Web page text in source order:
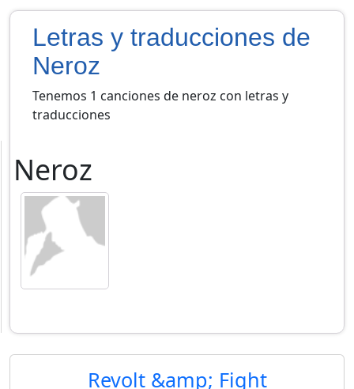
Letras y traducciones de
Neroz
Tenemos 1 canciones de neroz con letras y
traducciones
Neroz
Revolt &amp; Fight